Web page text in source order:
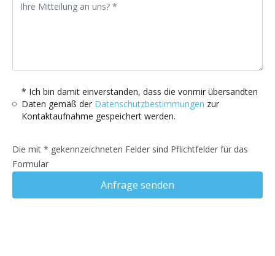
* Ich bin damit einverstanden, dass die vonmir übersandten
Daten gemäß der Datenschutzbestimmungen zur
Kontaktaufnahme gespeichert werden.
Die mit * gekennzeichneten Felder sind Pflichtfelder für das
Formular
Anfrage senden